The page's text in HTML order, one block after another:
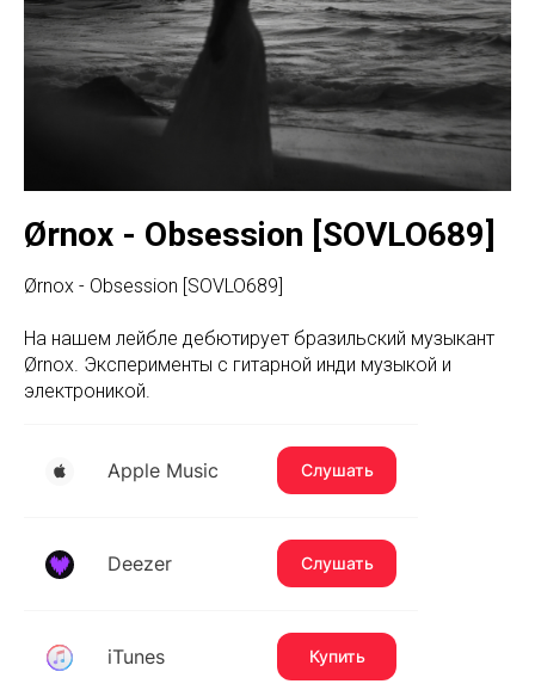
Ørnox - Obsession [SOVLO689]
Ørnox - Obsession [SOVLO689]
На нашем лейбле дебютирует бразильский музыкант
Ørnox. Эксперименты с гитарной инди музыкой и
электроникой.